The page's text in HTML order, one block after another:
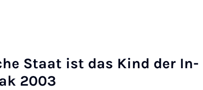
Staat ist das Kind der In­
2003